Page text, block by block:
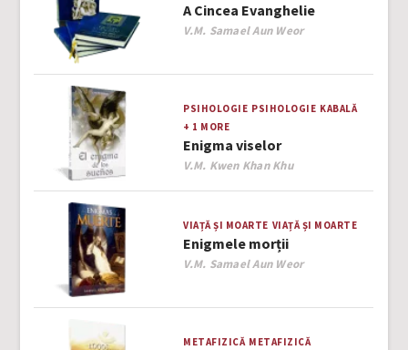
A Cincea Evanghelie
Author
V.M. Samael Aun Weor
PSIHOLOGIE PSIHOLOGIE KABALĂ
+ 1 MORE
Enigma viselor
Author
V.M. Kwen Khan Khu
VIAȚĂ ȘI MOARTE VIAȚĂ ȘI MOARTE
Enigmele morții
Author
V.M. Samael Aun Weor
METAFIZICĂ METAFIZICĂ